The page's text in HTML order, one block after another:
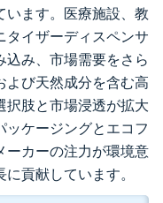
います。医療施設、教
タイザーディスペンサ
込み、市場需要をさら
よび天然成分を含む高
択肢と市場浸透が拡大
ッケージングとエコフ
ーカーの注力が環境意
貢献しています。